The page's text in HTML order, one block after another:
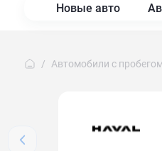
Новые авто
Автомобили с пробегом